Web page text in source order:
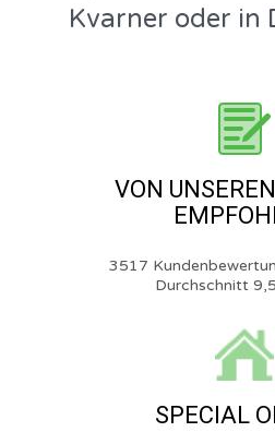
Kvarner oder in
VON
3517
Durchschnitt
SPECIAL